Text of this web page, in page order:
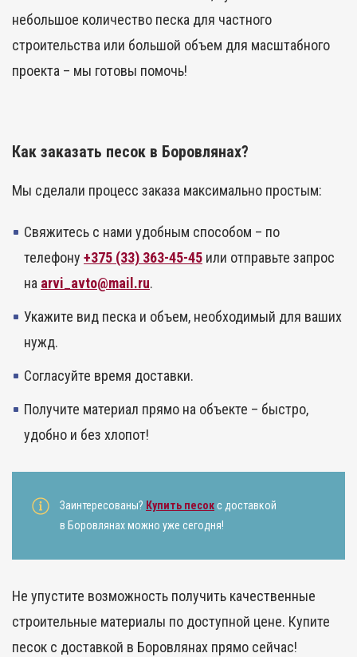
небольшое количество песка для частного
строительства или большой объем для масштабного
проекта – мы готовы помочь!
Как заказать песок в Боровлянах?
Мы сделали процесс заказа максимально простым:
Свяжитесь с нами удобным способом – по
телефону +375 (33) 363-45-45 или отправьте запрос
на arvi_avto@mail.ru.
Укажите вид песка и объем, необходимый для ваших
нужд.
Согласуйте время доставки.
Получите материал прямо на объекте – быстро,
удобно и без хлопот!
Заинтересованы? Купить песокс доставкой
в Боровлянах можно уже сегодня!
Не упустите возможность получить качественные
строительные материалы по доступной цене. Купите
песок с доставкой в Боровлянах прямо сейчас!